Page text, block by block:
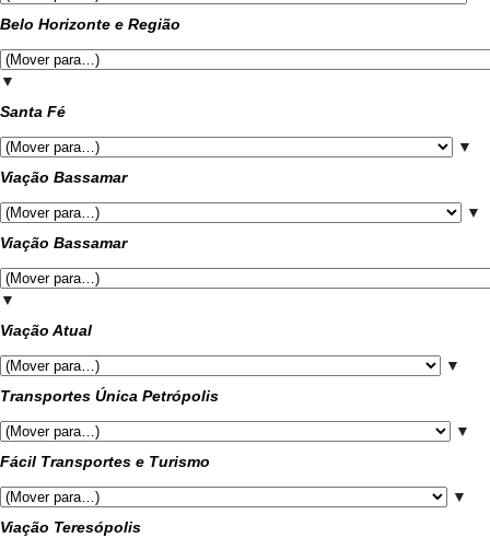
Belo Horizonte e Região
▼
Santa Fé
▼
Viação Bassamar
▼
Viação Bassamar
▼
Viação Atual
▼
Transportes Única Petrópolis
▼
Fácil Transportes e Turismo
▼
Viação Teresópolis